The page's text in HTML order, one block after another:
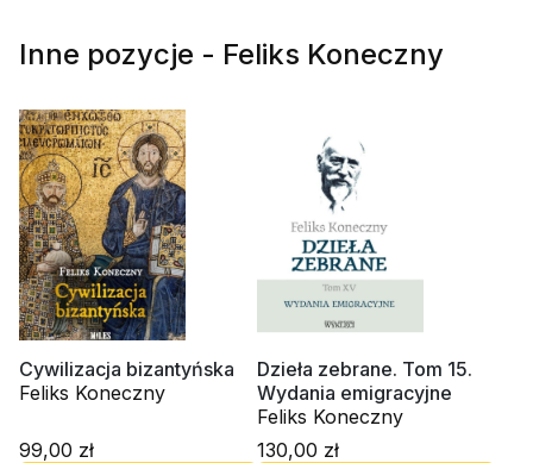
Inne pozycje - Feliks Koneczny
Cywilizacja bizantyńska
Feliks Koneczny
99,00 zł
Dzieła zebrane. Tom 15.
Wydania emigracyjne
Feliks Koneczny
130,00 zł